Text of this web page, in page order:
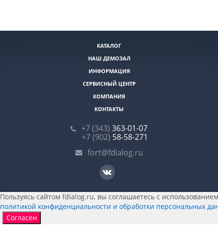
КАТАЛОГ
НАШ ДЕМОЗАЛ
ИНФОРМАЦИЯ
СЕРВИСНЫЙ ЦЕНТР
КОМПАНИЯ
КОНТАКТЫ
+7 (343) 363-01-07
+7 (902) 58-58-271
fort@fdialog.ru
Пользуясь сайтом fdialog.ru, вы соглашаетесь с
политикой конфиденциальности и обработки персональных
Согласен